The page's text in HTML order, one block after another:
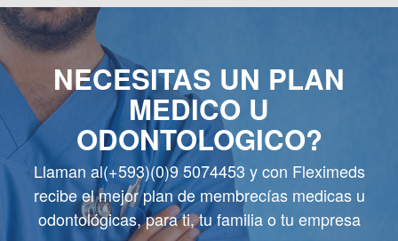
NECESITAS UN PLAN
MEDICO U
ODONTOLOGICO?
Llaman al(+593)(0)9 5074453 y con Fleximeds
recibe el mejor plan de membrecías medicas u
odontológicas, para ti, tu familia o tu empresa